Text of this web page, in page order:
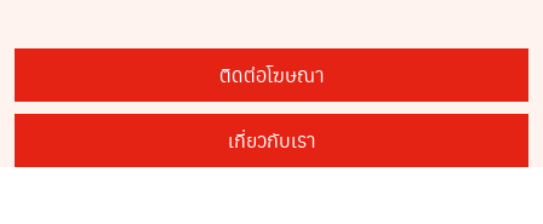
ติดต่อโฆษณา
เกี่ยวกับเรา